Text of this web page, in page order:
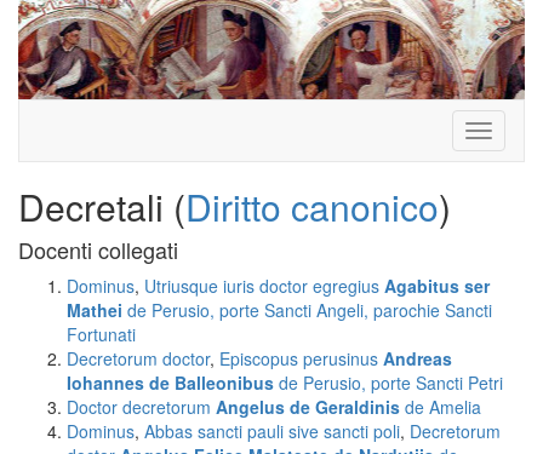
Toggle
Decretali (Diritto canonico)
Docenti collegati
Dominus, Utriusque iuris doctor egregius Agabitus ser
Mathei de Perusio, porte Sancti Angeli, parochie Sancti
Fortunati
Decretorum doctor, Episcopus perusinus Andreas
Iohannes de Balleonibus de Perusio, porte Sancti Petri
Doctor decretorum Angelus de Geraldinis de Amelia
Dominus, Abbas sancti pauli sive sancti poli, Decretorum